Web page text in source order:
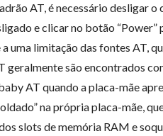
AT, é necessário desligar
e clicar no botão
uma limitação das fontes AT,
são encontrados
AT quando a placa-mãe
na própria placa-mãe,
slots de memória RAM e